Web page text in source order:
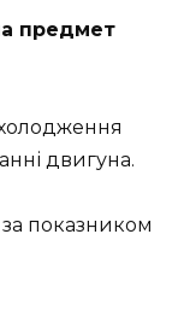
предмет
двигуна.
показником